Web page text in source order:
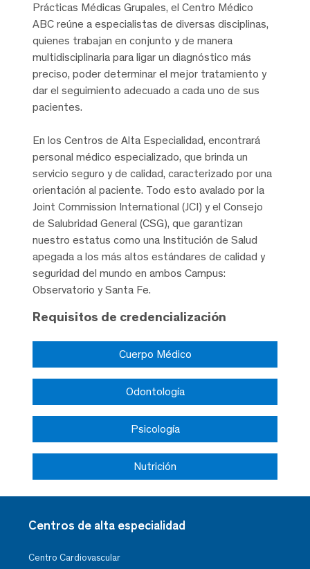
Prácticas Médicas Grupales, el Centro Médico
ABC reúne a especialistas de diversas disciplinas,
quienes trabajan en conjunto y de manera
multidisciplinaria para ligar un diagnóstico más
preciso, poder determinar el mejor tratamiento y
dar el seguimiento adecuado a cada uno de sus
pacientes.
En los Centros de Alta Especialidad, encontrará
personal médico especializado, que brinda un
servicio seguro y de calidad, caracterizado por una
orientación al paciente. Todo esto avalado por la
Joint Commission International (JCI) y el Consejo
de Salubridad General (CSG), que garantizan
nuestro estatus como una Institución de Salud
apegada a los más altos estándares de calidad y
seguridad del mundo en ambos Campus:
Observatorio y Santa Fe.
Requisitos de credencialización
Cuerpo Médico
Odontología
Psicología
Nutrición
Centros de alta especialidad
Centro Cardiovascular